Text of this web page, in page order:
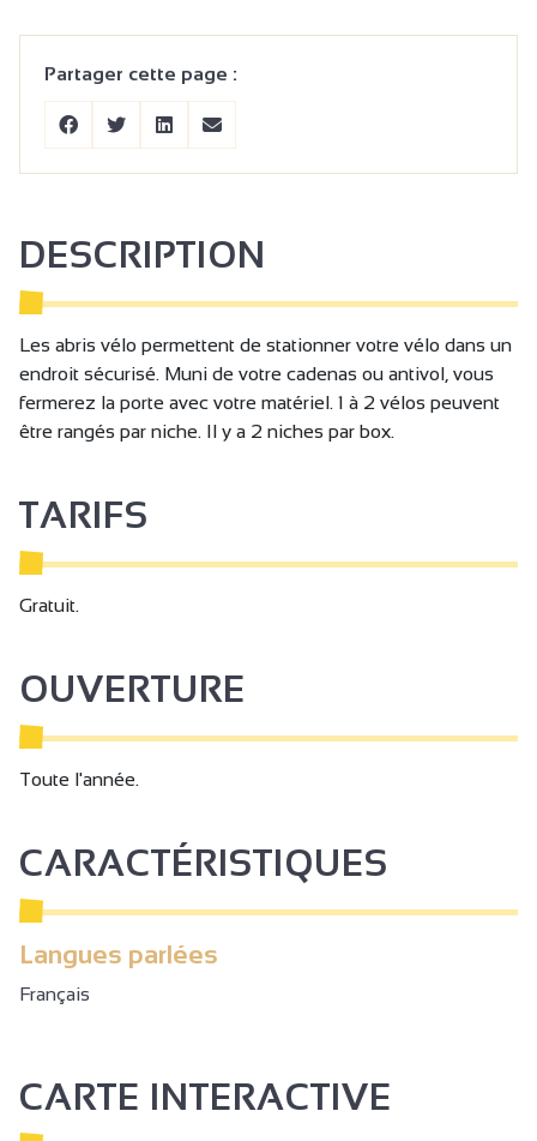
Partager cette page :
DESCRIPTION
Les abris vélo permettent de stationner votre vélo dans un
endroit sécurisé. Muni de votre cadenas ou antivol, vous
fermerez la porte avec votre matériel. 1 à 2 vélos peuvent
être rangés par niche. Il y a 2 niches par box.
TARIFS
Gratuit.
OUVERTURE
Toute l'année.
CARACTÉRISTIQUES
Langues parlées
Français
CARTE INTERACTIVE